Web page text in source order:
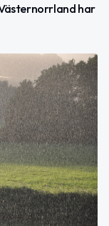
har